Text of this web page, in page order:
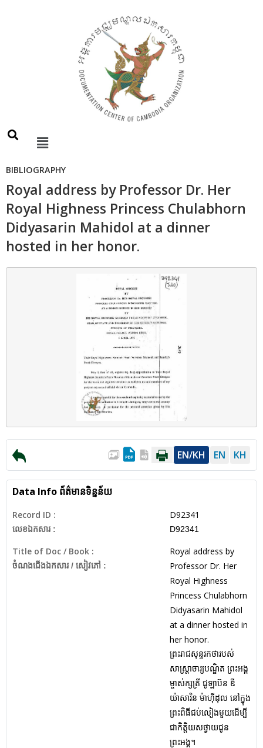
BIBLIOGRAPHY
Royal address by Professor Dr. Her
Royal Highness Princess Chulabhorn
Didyasarin Mahidol at a dinner
hosted in her honor.
EN/KH EN KH
Data Info ព័ត៌មានទិន្នន័យ
Record ID :
លេខឯកសារ :
D92341
D92341
Title of Doc / Book :
ចំណងជើងឯកសារ / សៀវភៅ :
Royal address by
Professor Dr. Her
Royal Highness
Princess Chulabhorn
Didyasarin Mahidol
at a dinner hosted in
her honor.
ព្រះរាជសុន្ទរកថារបស់
សាស្ត្រាចារ្យបណ្ឌិត ព្រះអង្គ
ម្ចាស់ក្សត្រី ជូឡាប៊ន ឌី
យ៉ាសារិន ម៉ាហ៊ីដុល នៅក្នុង
ព្រះពិធីជប់លៀងមួយដើម្បី
ជាកិត្តិយសថ្វាយជូន
ព្រះអង្គ។